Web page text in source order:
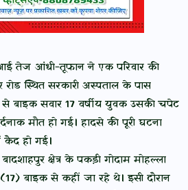
तेज आंधी-तूफान ने एक परिवार की
स्थित सरकारी अस्पताल के पास
बाइक सवार 17 वर्षीय युवक उसकी चपेट
मौत हो गई। हादसे की पूरी घटना
हो गई।
क्षेत्र के पकड़ी गोदाम मोहल्ला
बाइक से कहीं जा रहे थे। इसी दौरान